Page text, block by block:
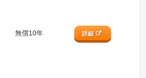
無償10年 詳細